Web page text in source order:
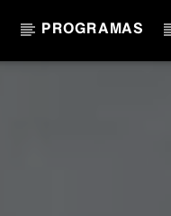
PROGRAMAS